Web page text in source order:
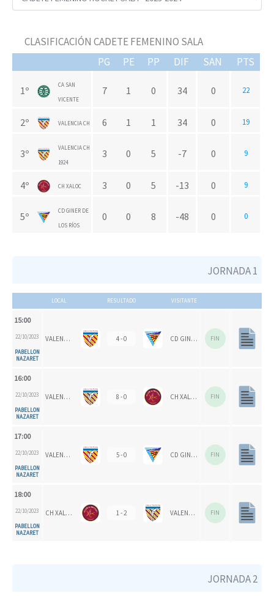
CLASIFICACIÓN CADETE FEMENINO SALA
PG
PE PP DIF SAN PTS
1º CA SAN
VICENTE
7 1 0 34 0 22
2º VALENCIA CH 6 1 1 34 0 19
3º VALENCIA CH
1924
3 0 5 -7 0 9
4º CH XALOC 3 0 5 -13 0 9
5º CD GINER DE
LOS RÍOS
0 0 8 -48 0 0
JORNADA 1
LOCAL RESULTADO VISITANTE
15:00
22/10/2023
PABELLON
NAZARET
VALENCIA CH 1924 4 - 0 CD GINER DE LOS RÍOS FIN
16:00
22/10/2023
PABELLON
NAZARET
VALENCIA CH 8 - 0 CH XALOC FIN
17:00
22/10/2023
PABELLON
NAZARET
VALENCIA CH 5 - 0 CD GINER DE LOS RÍOS FIN
18:00
22/10/2023
PABELLON
NAZARET
CH XALOC 1 - 2 VALENCIA CH 1924 FIN
JORNADA 2